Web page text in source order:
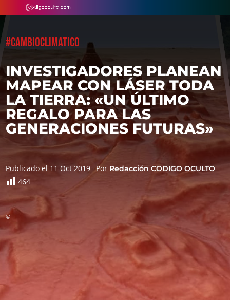
#CAMBIOCLIMATICO
INVESTIGADORES PLANEAN
MAPEAR CON LÁSER TODA
LA TIERRA: «UN ÚLTIMO
REGALO PARA LAS
GENERACIONES FUTURAS»
Publicado el 11 Oct 2019 Por Redacción CODIGO OCULTO
464
©